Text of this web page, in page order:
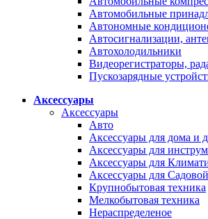
Автомобильные
Автономные
Автосигнализации,
Автохолодильники
Видеорегистраторы,
Пускозарядные
Аксессуары
Аксессуары
Авто
Аксессуары для дома и
Аксессуары для
Аксессуары для
Аксессуары для
Крупнобытовая техника
Мелкобытовая техника
Нераспределеное